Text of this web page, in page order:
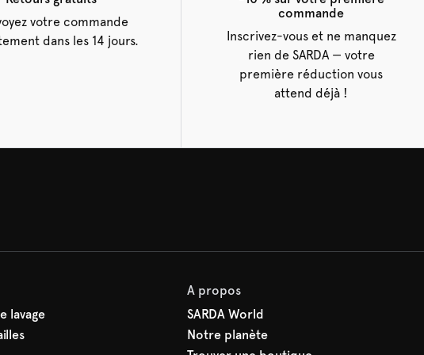
votre commande
dans les 14 jours.
commande
Inscrivez-vous et ne manquez
rien de SARDA — votre
première réduction vous
attend déjà !
lavage
A propos
SARDA World
Notre planète